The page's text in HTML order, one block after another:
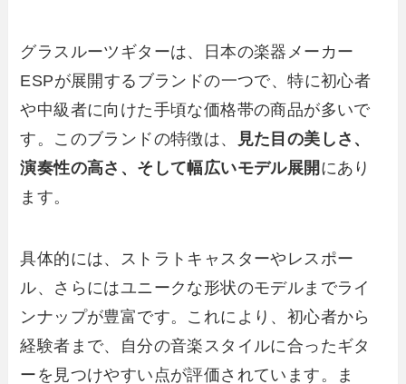
グラスルーツギターは、日本の楽器メーカー
ESPが展開するブランドの一つで、特に初心者
や中級者に向けた手頃な価格帯の商品が多いで
す。このブランドの特徴は、
見た目の美しさ、
演奏性の高さ、そして幅広いモデル展開 にあり
ます。
具体的には、ストラトキャスターやレスポー
ル、さらにはユニークな形状のモデルまでライ
ンナップが豊富です。これにより、初心者から
経験者まで、自分の音楽スタイルに合ったギタ
ーを見つけやすい点が評価されています。ま